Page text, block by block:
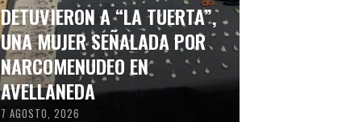
DETUVIERON A “LA TUERTA”,
UNA MUJER SEÑALADA POR
NARCOMENUDEO EN
AVELLANEDA
7 AGOSTO, 2026